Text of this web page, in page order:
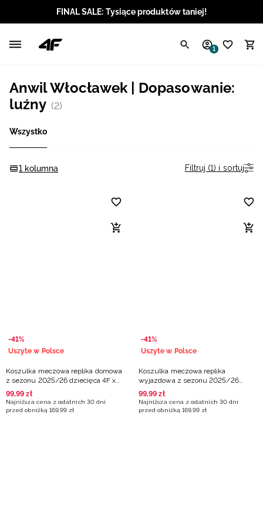
FINAL SALE: Tysiące produktów taniej!
1
Anwil Włocławek | Dopasowanie:
luźny (2)
Wszystko
1 kolumna Filtruj (1) i sortuj
-41%
Uszyte w Polsce
Koszulka meczowa replika domowa
z sezonu 2025/26 dziecięca 4F x
Anwil Włocławek - biała
99,99 zł
Najniższa cena z ostatnich 30 dni
przed obniżką 169,99 zł
-41%
Uszyte w Polsce
Koszulka meczowa replika
wyjazdowa z sezonu 2025/26
dziecięca 4F x Anwil Włocławek -
niebieska
99,99 zł
Najniższa cena z ostatnich 30 dni
przed obniżką 169,99 zł
Angielski / USD
Słowacki / EUR